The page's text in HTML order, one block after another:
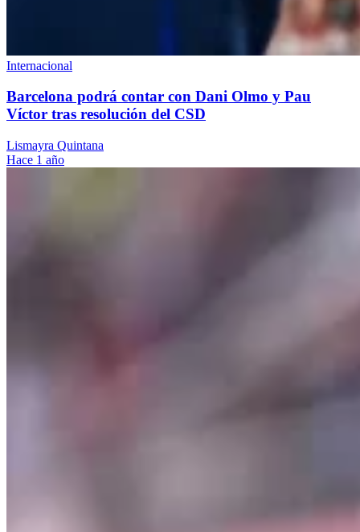
Internacional
Barcelona podrá contar con Dani Olmo y Pau
Víctor tras resolución del CSD
Lismayra Quintana
Hace 1 año